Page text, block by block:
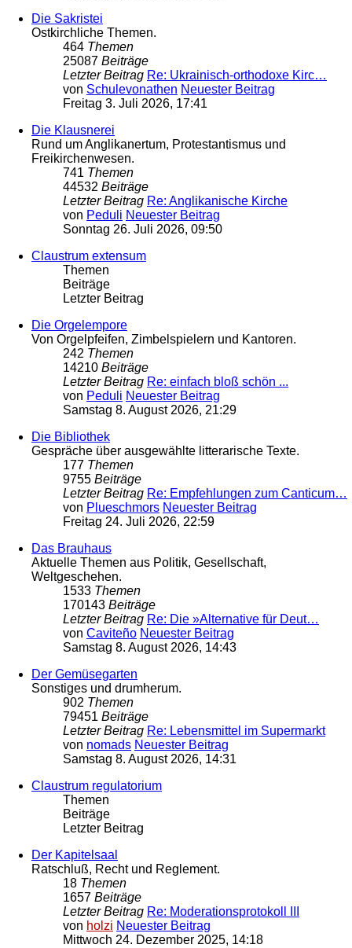
Die Sakristei
Ostkirchliche Themen.
464 Themen
25087 Beiträge
Letzter Beitrag Re: Ukrainisch-orthodoxe Kirc…
von Schulevonathen Neuester Beitrag
Freitag 3. Juli 2026, 17:41
Die Klausnerei
Rund um Anglikanertum, Protestantismus und
Freikirchenwesen.
741 Themen
44532 Beiträge
Letzter Beitrag Re: Anglikanische Kirche
von Peduli Neuester Beitrag
Sonntag 26. Juli 2026, 09:50
Claustrum extensum
Themen
Beiträge
Letzter Beitrag
Die Orgelempore
Von Orgelpfeifen, Zimbelspielern und Kantoren.
242 Themen
14210 Beiträge
Letzter Beitrag Re: einfach bloß schön ...
von Peduli Neuester Beitrag
Samstag 8. August 2026, 21:29
Die Bibliothek
Gespräche über ausgewählte litterarische Texte.
177 Themen
9755 Beiträge
Letzter Beitrag Re: Empfehlungen zum Canticum…
von Plueschmors Neuester Beitrag
Freitag 24. Juli 2026, 22:59
Das Brauhaus
Aktuelle Themen aus Politik, Gesellschaft,
Weltgeschehen.
1533 Themen
170143 Beiträge
Letzter Beitrag Re: Die »Alternative für Deut…
von Caviteño Neuester Beitrag
Samstag 8. August 2026, 14:43
Der Gemüsegarten
Sonstiges und drumherum.
902 Themen
79451 Beiträge
Letzter Beitrag Re: Lebensmittel im Supermarkt
von nomads Neuester Beitrag
Samstag 8. August 2026, 14:31
Claustrum regulatorium
Themen
Beiträge
Letzter Beitrag
Der Kapitelsaal
Ratschluß, Recht und Reglement.
18 Themen
1657 Beiträge
Letzter Beitrag Re: Moderationsprotokoll III
von holzi Neuester Beitrag
Mittwoch 24. Dezember 2025, 14:18